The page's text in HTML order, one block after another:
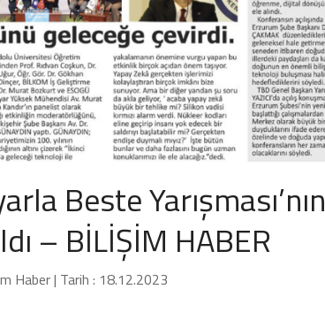
Beste Yarışması’nın
– BİLİŞİM HABER
Haber | Tarih : 18.12.2023